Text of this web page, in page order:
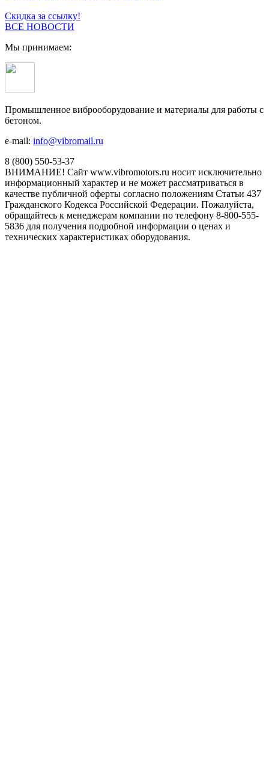
Скидка за ссылку!
ВСЕ НОВОСТИ
Мы принимаем:
Промышленное виброоборудование и материалы для работы с
бетоном.
e-mail: info@vibromail.ru
8 (800) 550-53-37
ВНИМАНИЕ! Сайт www.vibromotors.ru носит исключительно
информационный характер и не может рассматриваться в
качестве публичной оферты согласно положениям Статьи 437
Гражданского Кодекса Российской Федерации. Пожалуйста,
обращайтесь к менеджерам компании по телефону 8-800-555-
5836 для получения подробной информации о ценах и
технических характеристиках оборудования.